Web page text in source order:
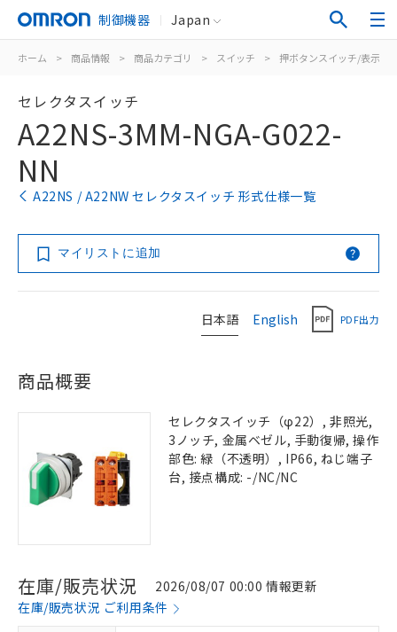
制御機器 Japan
ホーム > 商品情報 > 商品カテゴリ > スイッチ > 押ボタンスイッチ/表示灯
セレクタスイッチ
A22NS-3MM-NGA-G022-
NN
A22NS / A22NW セレクタスイッチ 形式仕様一覧
マイリストに追加
日本語 English PDF出力
商品概要
セレクタスイッチ（φ22）, 非照光,
3ノッチ, 金属ベゼル, 手動復帰, 操作
部色: 緑（不透明）, IP66, ねじ端子
台, 接点構成: -/NC/NC
在庫/販売状況
2026/08/07 00:00 情報更新
在庫/販売状況 ご利用条件